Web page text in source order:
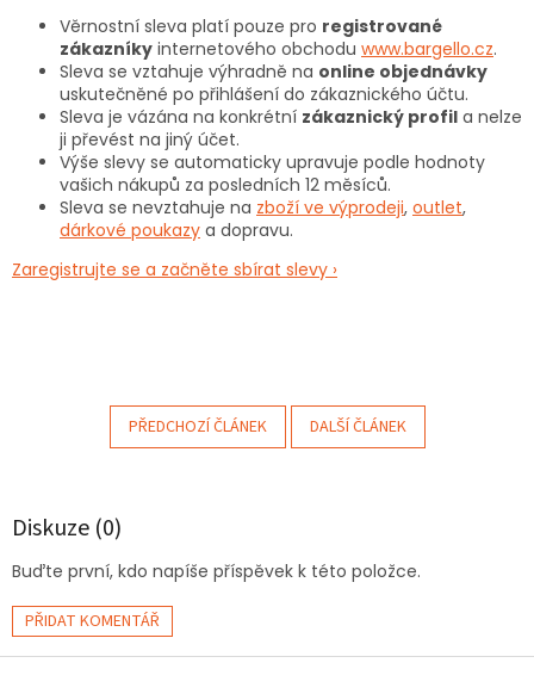
Věrnostní sleva platí pouze pro registrované
zákazníky internetového obchodu www.bargello.cz.
Sleva se vztahuje výhradně na online objednávky
uskutečněné po přihlášení do zákaznického účtu.
Sleva je vázána na konkrétní zákaznický profil a nelze
ji převést na jiný účet.
Výše slevy se automaticky upravuje podle hodnoty
vašich nákupů za posledních 12 měsíců.
Sleva se nevztahuje na zboží ve výprodeji, outlet,
dárkové poukazy a dopravu.
Zaregistrujte se a začněte sbírat slevy ›
PŘEDCHOZÍ ČLÁNEK DALŠÍ ČLÁNEK
Diskuze (0)
Buďte první, kdo napíše příspěvek k této položce.
PŘIDAT KOMENTÁŘ
Z